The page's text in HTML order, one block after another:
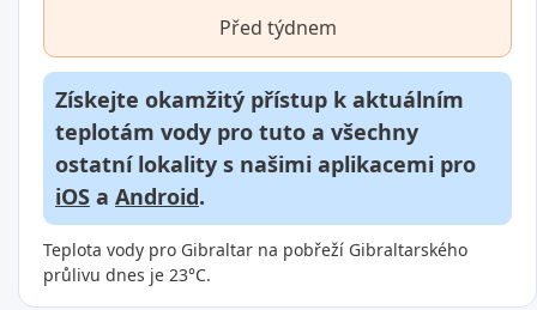
Před týdnem
Získejte okamžitý přístup k aktuálním
teplotám vody pro tuto a všechny
ostatní lokality s našimi aplikacemi pro
iOS a Android.
Teplota vody pro Gibraltar na pobřeží Gibraltarského
průlivu dnes je 23°C.